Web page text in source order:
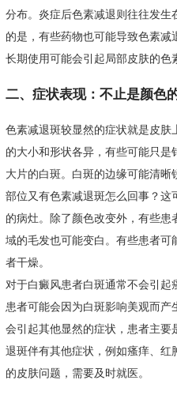
分布。炎症后色素减退则往往发
的是，有些药物也可能导致色素
长期使用可能会引起局部皮肤的色
二、症状表现：不止是颜色
色素减退斑较显然的症状就是皮
的大小和形状各异，有些可能只
大片的白斑。白斑的边缘可能清
部位又有色素减退斑怎么回事？
的病灶。除了颜色改变外，有些患
域的毛发也可能变白。有些患者
者干燥。
对于白癜风患者白斑通常不会引
患者可能会因为白斑影响美观而产
会引起其他显然的症状，患者主
退斑伴有其他症状，例如瘙痒、
的皮肤问题，需要及时就医。